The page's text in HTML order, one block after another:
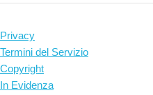
Privacy
Termini del Servizio
Copyright
In Evidenza